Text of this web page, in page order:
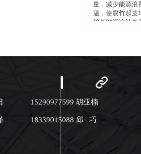
量，减少能源浪
温，使腐竹起皮
够长时间连续生
锅底次数。 腐
便切断晾挂。浆
皮的时间。 设
高，节省人工
节约生产车间
端生产中间起皮
15290977599 胡亚楠
18339015088 邱 巧